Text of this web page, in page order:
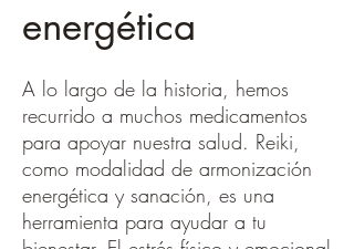
energética
A lo largo de la historia, hemos
recurrido a muchos medicamentos
para apoyar nuestra salud. Reiki,
como modalidad de armonización
energética y sanación, es una
herramienta para ayudar a tu